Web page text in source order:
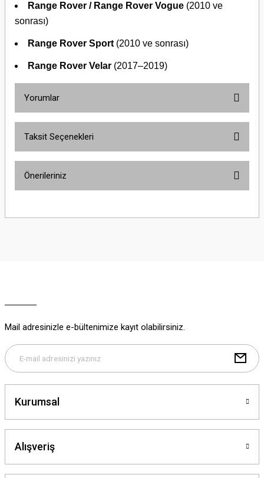
Range Rover / Range Rover Vogue (2010 ve
sonrası)
Range Rover Sport (2010 ve sonrası)
Range Rover Velar (2017–2019)
Yorumlar
Taksit Seçenekleri
Önerileriniz
yetersiz gördüğünüz noktaları öneri formunu kullanarak tarafımıza
Bu ürüne benzer farklı alternatifler olmalı.
Mail adresinizle e-bültenimize kayıt olabilirsiniz.
Kurumsal
Alışveriş